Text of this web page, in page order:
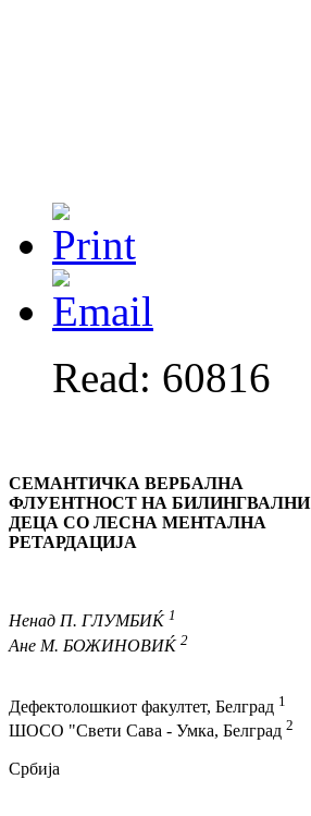
Read: 60816
СЕМАНТИЧКА ВЕРБАЛНА
ФЛУЕНТНОСТ НА БИЛИНГВАЛНИ
ДЕЦА СО ЛЕСНА МЕНТАЛНА
РЕТАРДАЦИЈА
Ненад П. ГЛУМБИЌ 1
Ане М. БОЖИНОВИЌ 2
Дефектолошкиот факултет, Белград 1
ШОСО "Свети Сава - Умка, Белград 2
Србија